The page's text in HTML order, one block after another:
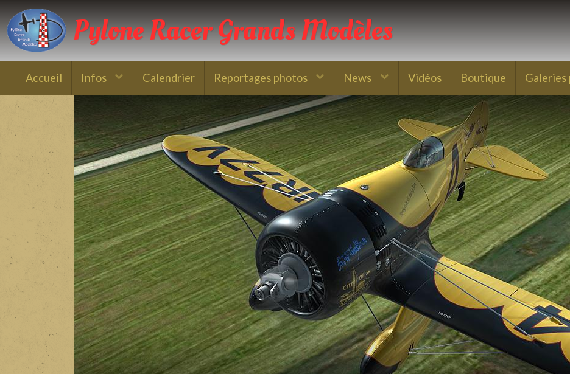
Pylone Racer Grands Modèles
Accueil Infos Calendrier Reportages photos News Vidéos Boutique Galeries